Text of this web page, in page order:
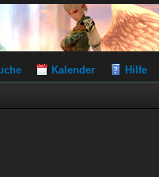
Kalender Hilfe